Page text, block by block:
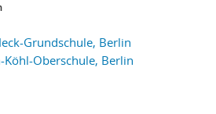
Grundschule, Berlin
Köhl-Oberschule, Berlin